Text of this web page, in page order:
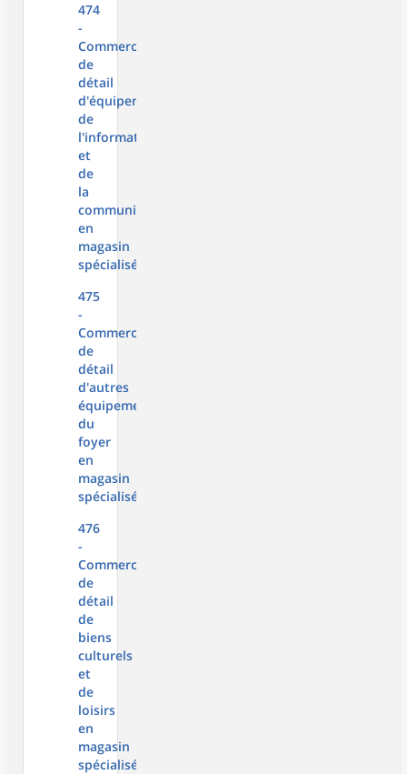
474
-
Commerce
de
détail
d'équipements
de
l'information
et
de
la
communication
en
magasin
spécialisé
475
-
Commerce
de
détail
d'autres
équipements
du
foyer
en
magasin
spécialisé
476
-
Commerce
de
détail
de
biens
culturels
et
de
loisirs
en
magasin
spécialisé